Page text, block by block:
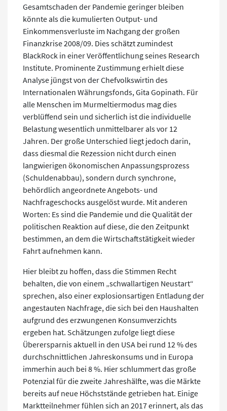
Gesamtschaden der Pandemie geringer bleiben
könnte als die kumulierten Output- und
Einkommensverluste im Nachgang der großen
Finanzkrise 2008/09. Dies schätzt zumindest
BlackRock in einer Veröffentlichung seines Research
Institute. Prominente Zustimmung erhielt diese
Analyse jüngst von der Chefvolkswirtin des
Internationalen Währungsfonds, Gita Gopinath. Für
alle Menschen im Murmeltiermodus mag dies
verblüffend sein und sicherlich ist die individuelle
Belastung wesentlich unmittelbarer als vor 12
Jahren. Der große Unterschied liegt jedoch darin,
dass diesmal die Rezession nicht durch einen
langwierigen ökonomischen Anpassungsprozess
(Schuldenabbau), sondern durch synchrone,
behördlich angeordnete Angebots- und
Nachfrageschocks ausgelöst wurde. Mit anderen
Worten: Es sind die Pandemie und die Qualität der
politischen Reaktion auf diese, die den Zeitpunkt
bestimmen, an dem die Wirtschaftstätigkeit wieder
Fahrt aufnehmen kann.
Hier bleibt zu hoffen, dass die Stimmen Recht
behalten, die von einem „schwallartigen Neustart“
sprechen, also einer explosionsartigen Entladung der
angestauten Nachfrage, die sich bei den Haushalten
aufgrund des erzwungenen Konsumverzichts
ergeben hat. Schätzungen zufolge liegt diese
Überersparnis aktuell in den USA bei rund 12 % des
durchschnittlichen Jahreskonsums und in Europa
immerhin auch bei 8 %. Hier schlummert das große
Potenzial für die zweite Jahreshälfte, was die Märkte
bereits auf neue Höchststände getrieben hat. Einige
Marktteilnehmer fühlen sich an 2017 erinnert, als das